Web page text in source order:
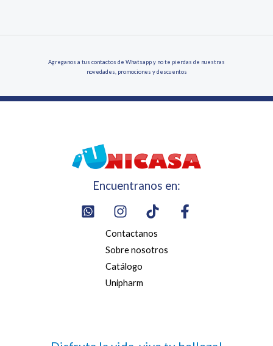
Agreganos a tus contactos de Whatsapp y no te pierdas de nuestras
novedades, promociones y descuentos
Encuentranos en:
Contactanos
Sobre nosotros
Catálogo
Unipharm